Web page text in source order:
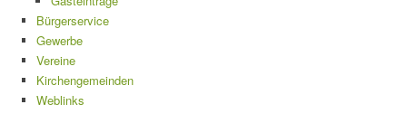
Bürgerservice
Gewerbe
Vereine
Kirchengemeinden
Weblinks